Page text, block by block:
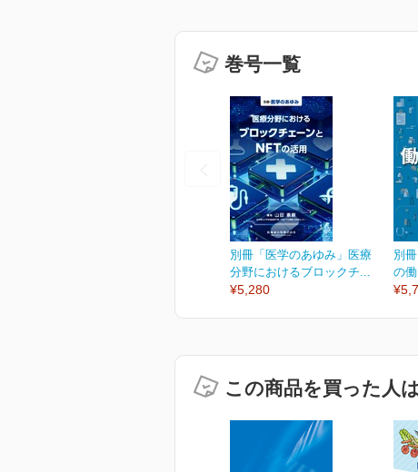
巻号一覧
別冊「医学のあゆみ」医療
分野におけるブロックチ...
¥5,280
別
の
この商品を買った人